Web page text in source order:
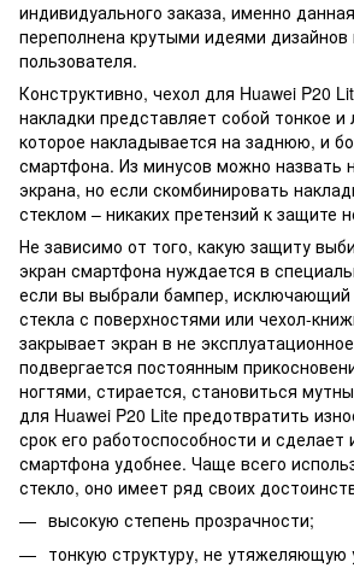
индивидуального заказа, именно
переполнена крутыми идеями дизайнов
пользователя.
Конструктивно, чехол для Huawei P20
накладки представляет собой тонкое и
которое накладывается на заднюю, и
смартфона. Из минусов можно назвать
экрана, но если скомбинировать
стеклом – никаких претензий к защите
Не зависимо от того, какую защиту
экран смартфона нуждается в
если вы выбрали бампер, исключающий
стекла с поверхностями или чехол-
закрывает экран в не
подвергается постоянным
ногтями, стирается, становиться
для Huawei P20 Lite предотвратить
срок его работоспособности и сделает
смартфона удобнее. Чаще всего
стекло, оно имеет ряд своих
высокую степень прозрачности;
тонкую структуру, не утяжеляющую